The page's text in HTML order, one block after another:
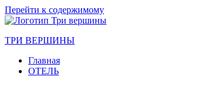
Перейти к содержимому
ТРИ ВЕРШИНЫ
Главная
ОТЕЛЬ